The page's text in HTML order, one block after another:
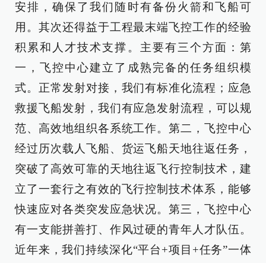
安排，确保了我们随时有备份火箭和飞船可
用。其次还得益于工程最末端飞控工作的经验
积累和人才技术支撑。主要有三个方面：第
一，飞控中心建立了成熟完备的任务组织模
式。正常发射对接，我们有标准化流程；应急
救援飞船发射，我们有应急发射流程，可以规
范、高效地组织各系统工作。第二，飞控中心
经过历次载人飞船、货运飞船天地往返任务，
突破了高效可靠的天地往返飞行控制技术，建
立了一套行之有效的飞行控制技术体系，能够
快速应对各类突发应急状况。第三，飞控中心
有一支能拼善打、作风过硬的青年人才队伍。
近年来，我们持续深化“平台+项目+任务”一体